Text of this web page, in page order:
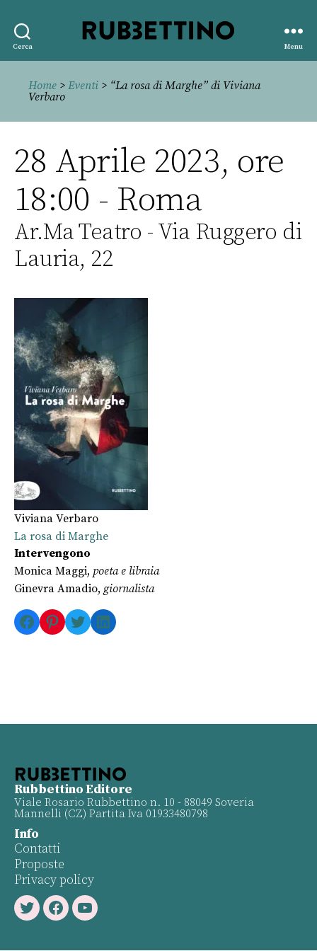
Cerca
editore
Menu
Home > Eventi > “La rosa di Marghe” di Viviana
Verbaro
28 Aprile 2023, ore
18:00 - Roma
Ar.Ma Teatro - Via Ruggero di
Lauria, 22
Viviana Verbaro
La rosa di Marghe
Intervengono
Monica Maggi, poeta e libraia
Ginevra Amadio, giornalista
Facebook
Pinterest
TwitterLinkedIn
Rubbettino Editore
Viale Rosario Rubbettino n. 10 - 88049 Soveria
Mannelli (CZ) Partita Iva 01933480798
Info
Contatti
Proposte
Privacy policy
TwitterFacebookYoutube